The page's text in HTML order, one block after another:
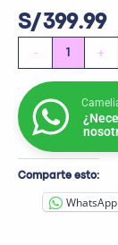
S/399.99
- +
Comparte esto:
WhatsApp